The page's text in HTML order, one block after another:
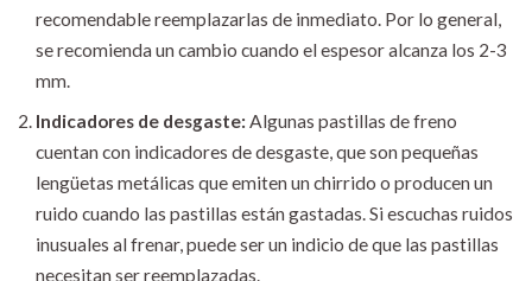
recomendable reemplazarlas de inmediato. Por lo general,
se recomienda un cambio cuando el espesor alcanza los 2-3
mm.
Indicadores de desgaste: Algunas pastillas de freno
cuentan con indicadores de desgaste, que son pequeñas
lengüetas metálicas que emiten un chirrido o producen un
ruido cuando las pastillas están gastadas. Si escuchas ruidos
inusuales al frenar, puede ser un indicio de que las pastillas
necesitan ser reemplazadas.